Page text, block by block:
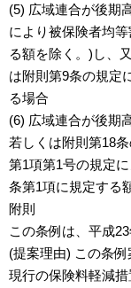
(5) 広域連合が後期
により被保険者均
る額を除く。)し、
は附則第9条の規定
る場合
(6) 広域連合が後期
若しくは附則第18
第1項第1号の規定
条第1項に規定する
附則
この条例は、平成
(提案理由) この条例
現行の保険料軽減